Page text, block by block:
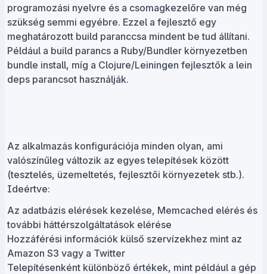
programozási nyelvre és a csomagkezelőre van még
szükség semmi egyébre. Ezzel a fejlesztő egy
meghatározott build paranccsa mindent be tud állítani.
Például a build parancs a Ruby/Bundler környezetben
bundle install, míg a Clojure/Leiningen fejlesztők a lein
deps parancsot használják.
Az alkalmazás konfigurációja minden olyan, ami
valószínűleg változik az egyes telepítések között
(tesztelés, üzemeltetés, fejlesztői környezetek stb.).
Ideértve:
Az adatbázis elérések kezelése, Memcached elérés és
további háttérszolgáltatások elérése
Hozzáférési információk külső szervízekhez mint az
Amazon S3 vagy a Twitter
Telepítésenként különböző értékek, mint például a gép